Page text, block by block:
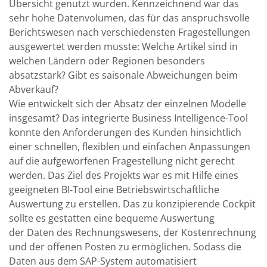
Übersicht genutzt wurden. Kennzeichnend war das
sehr hohe Datenvolumen, das für das anspruchsvolle
Berichtswesen nach verschiedensten Fragestellungen
ausgewertet werden musste: Welche Artikel sind in
welchen Ländern oder Regionen besonders
absatzstark? Gibt es saisonale Abweichungen beim
Abverkauf?
Wie entwickelt sich der Absatz der einzelnen Modelle
insgesamt? Das integrierte Business Intelligence-Tool
konnte den Anforderungen des Kunden hinsichtlich
einer schnellen, flexiblen und einfachen Anpassungen
auf die aufgeworfenen Fragestellung nicht gerecht
werden. Das Ziel des Projekts war es mit Hilfe eines
geeigneten BI-Tool eine Betriebswirtschaftliche
Auswertung zu erstellen. Das zu konzipierende Cockpit
sollte es gestatten eine bequeme Auswertung
der Daten des Rechnungswesens, der Kostenrechnung
und der offenen Posten zu ermöglichen. Sodass die
Daten aus dem SAP-System automatisiert